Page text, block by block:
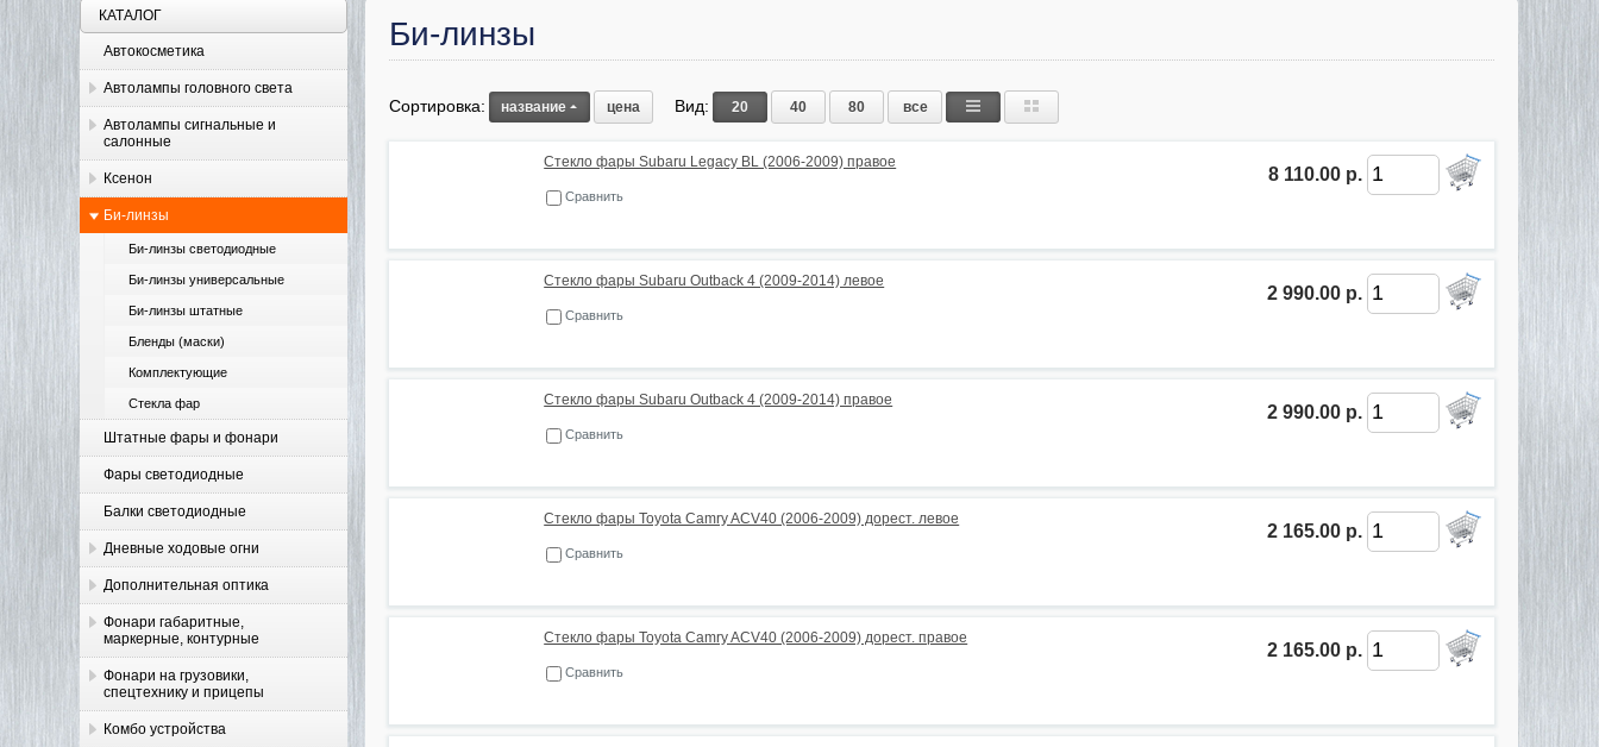
КАТАЛОГ
Автокосметика
Автолампы головного света
Автолампы сигнальные и
салонные
Ксенон
Би-линзы
Би-линзы светодиодные
Би-линзы универсальные
Би-линзы штатные
Бленды (маски)
Комплектующие
Стекла фар
Штатные фары и фонари
Фары светодиодные
Балки светодиодные
Дневные ходовые огни
Дополнительная оптика
Фонари габаритные,
маркерные, контурные
Фонари на грузовики,
спецтехнику и прицепы
Комбо устройства
Би-линзы
Сортировка: название цена Вид: 20 40 80 все
8 110.00 р.
Стекло фары Subaru Legacy BL (2006-2009) правое
Сравнить
2 990.00 р.
Стекло фары Subaru Outback 4 (2009-2014) левое
Сравнить
2 990.00 р.
Стекло фары Subaru Outback 4 (2009-2014) правое
Сравнить
2 165.00 р.
Стекло фары Toyota Camry ACV40 (2006-2009) дорест. левое
Сравнить
2 165.00 р.
Стекло фары Toyota Camry ACV40 (2006-2009) дорест. правое
Сравнить